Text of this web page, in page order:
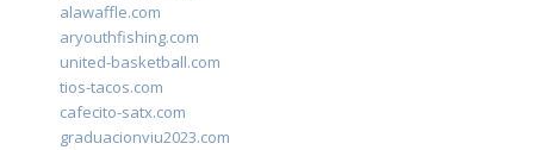
alawaffle.com
aryouthfishing.com
united-basketball.com
tios-tacos.com
cafecito-satx.com
graduacionviu2023.com